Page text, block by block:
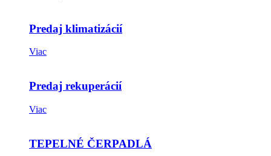
Predaj klimatizácií
Viac
Predaj rekuperácií
Viac
TEPELNÉ ČERPADLÁ